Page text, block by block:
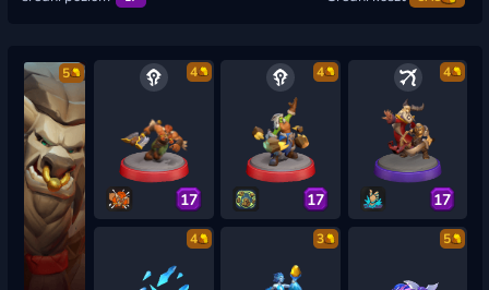
5 4
17
4
17
4
17
4 3 5